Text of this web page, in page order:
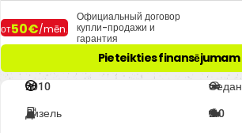
от50€/mēn.
Официальный договор
купли-продажи и
гарантия
Pieteikties finansējumam
2010 Седан
Дизель 2.0